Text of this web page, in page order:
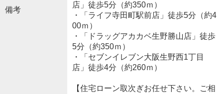
備考
店」徒歩5分（約350ｍ）
・「ライフ寺田町駅前店」徒歩5分（約4
00ｍ）
・「ドラッグアカカベ生野勝山店」徒歩
5分（約350ｍ）
・「セブンイレブン大阪生野西1丁目
店」徒歩4分（約260ｍ）
【住宅ローン取次ぎお任せ下さい。ご相